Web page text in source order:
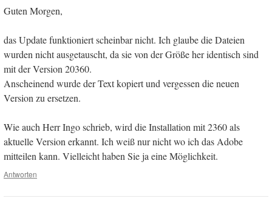
Guten Morgen,
das Update funktioniert scheinbar nicht. Ich glaube die Dateien
wurden nicht ausgetauscht, da sie von der Größe her identisch sind
mit der Version 20360.
Anscheinend wurde der Text kopiert und vergessen die neuen
Version zu ersetzen.
Wie auch Herr Ingo schrieb, wird die Installation mit 2360 als
aktuelle Version erkannt. Ich weiß nur nicht wo ich das Adobe
mitteilen kann. Vielleicht haben Sie ja eine Möglichkeit.
Antworten